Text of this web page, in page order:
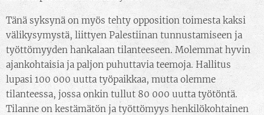
Tänä syksynä on myös tehty opposition toimesta kaksi
välikysymystä, liittyen Palestiinan tunnustamiseen ja
työttömyyden hankalaan tilanteeseen. Molemmat hyvin
ajankohtaisia ja paljon puhuttavia teemoja. Hallitus
lupasi 100 000 uutta työpaikkaa, mutta olemme
tilanteessa, jossa onkin tullut 80 000 uutta työtöntä.
Tilanne on kestämätön ja työttömyys henkilökohtainen